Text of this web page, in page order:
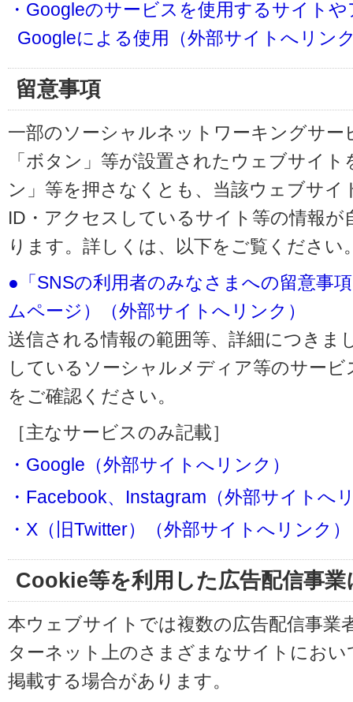
・Googleのサービスを使用するサイト
Googleによる使用（外部サイトへリン
留意事項
一部のソーシャルネットワーキングサー
「ボタン」等が設置されたウェブサイ
ン」等を押さなくとも、当該ウェブサイ
ID・アクセスしているサイト等の情報
ります。詳しくは、以下をご覧ください
●「SNSの利用者のみなさまへの留意事
ムページ）（外部サイトへリンク）
送信される情報の範囲等、詳細につきま
しているソーシャルメディア等のサー
をご確認ください。
［主なサービスのみ記載］
・Google（外部サイトへリンク）
・Facebook、Instagram（外部サイトへ
・X（旧Twitter）（外部サイトへリンク）
Cookie等を利用した広告配信事
本ウェブサイトでは複数の広告配信事業
ターネット上のさまざまなサイトにお
掲載する場合があります。